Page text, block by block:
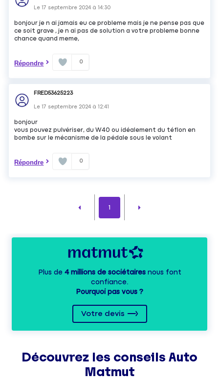
Le17 septembre 2024 à14:30
bonjour je n ai jamais eu ce probleme mais je ne pense pas que
ce soit grave , je n ai pas de solution a votre probleme bonne
chance quand meme,
Répondre 0
FRED53625223
Le17 septembre 2024 à12:41
bonjour
vous pouvez pulvériser, du W40 ou idéalement du téflon en
bombe sur le mécanisme de la pédale sous le volant
Répondre 0
1
Plus de 4 millions de sociétairesnous font
confiance.
Pourquoi pas vous ?
Votre devis
Découvrez les conseils Auto
Matmut